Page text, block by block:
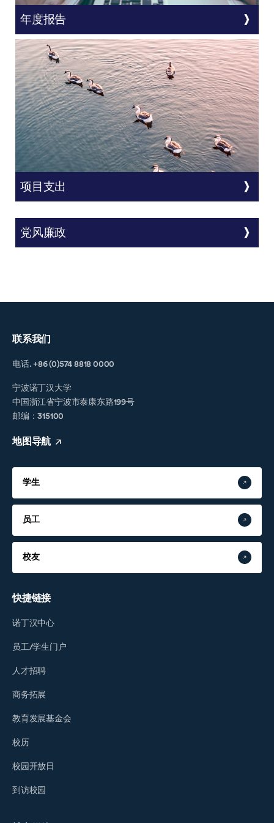
年度报告
项目支出
党风廉政
联系我们
电话. +86 (0)574 8818 0000
宁波诺丁汉大学
中国浙江省宁波市泰康东路199号
邮编：315100
地图导航
学生
员工
校友
快捷链接
诺丁汉中心
员工/学生门户
人才招聘
商务拓展
教育发展基金会
校历
校园开放日
到访校园